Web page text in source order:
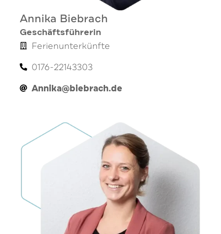
Annika Biebrach
Geschäftsführerin
Ferienunterkünfte
0176-22143303
Annika@biebrach.de